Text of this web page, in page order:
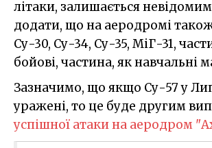
літаки, залишається
додати, що на аеродромі
Су-30, Су-34, Су-35, МіГ-31,
бойові, частина, як навчальні
Зазначимо, що якщо Су-57 у
уражені, то це буде другим
успішної атаки на аеродром